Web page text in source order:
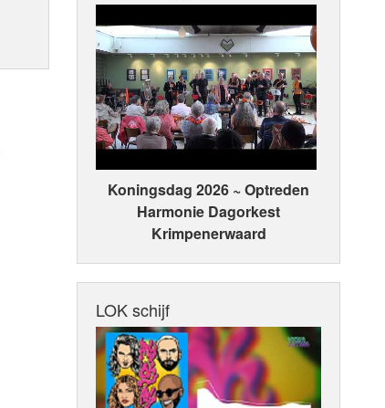
Koningsdag 2026 ~ Optreden
Harmonie Dagorkest
Krimpenerwaard
LOK schijf